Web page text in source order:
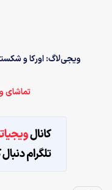
ویجی‌لاگ: اورکا و
تماشای